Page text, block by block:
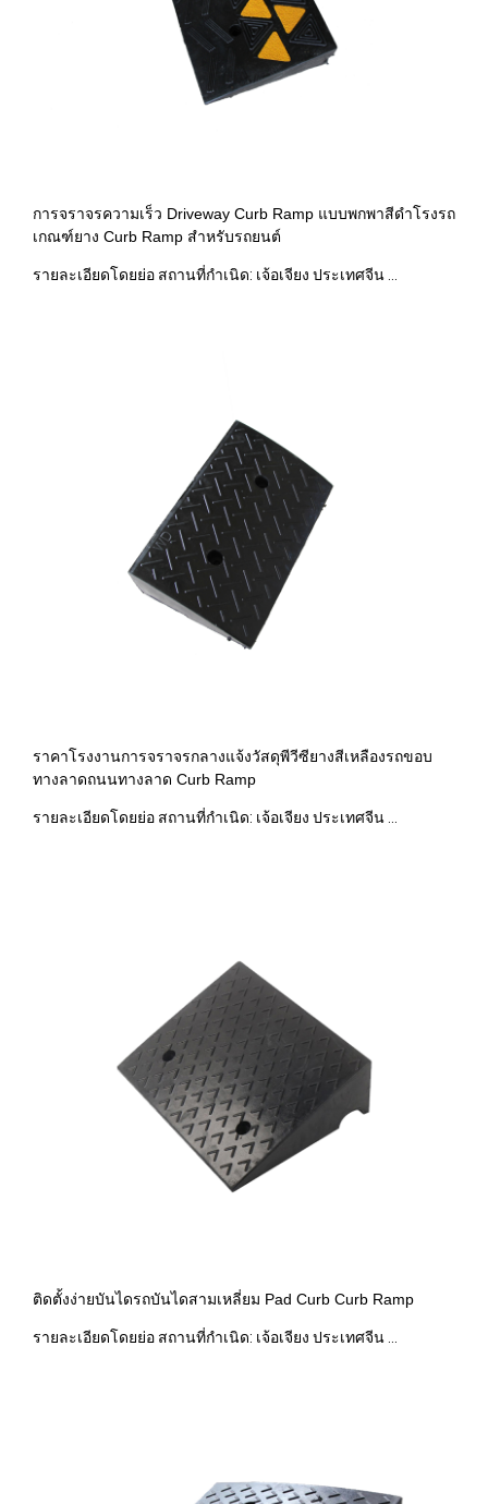
การจราจรความเร็ว Driveway Curb Ramp แบบพกพาสีดำโรงรถ
เกณฑ์ยาง Curb Ramp สำหรับรถยนต์
รายละเอียดโดยย่อ สถานที่กำเนิด: เจ้อเจียง ประเทศจีน ...
ราคาโรงงานการจราจรกลางแจ้งวัสดุพีวีซียางสีเหลืองรถขอบ
ทางลาดถนนทางลาด Curb Ramp
รายละเอียดโดยย่อ สถานที่กำเนิด: เจ้อเจียง ประเทศจีน ...
ติดตั้งง่ายบันไดรถบันไดสามเหลี่ยม Pad Curb Curb Ramp
รายละเอียดโดยย่อ สถานที่กำเนิด: เจ้อเจียง ประเทศจีน ...